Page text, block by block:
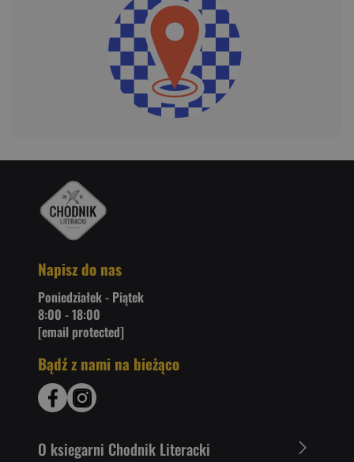
Napisz do nas
Poniedziałek - Piątek
8:00 - 18:00
[email protected]
Bądź z nami na bieżąco
O ksiegarni Chodnik Literacki